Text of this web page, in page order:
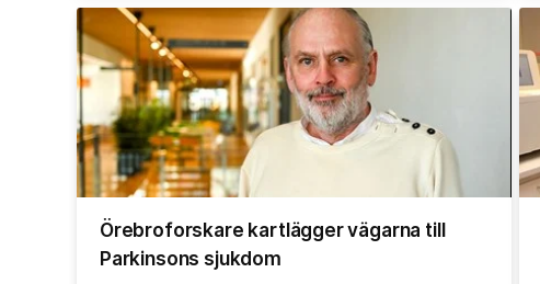
Örebroforskare kartlägger vägarna till
Parkinsons sjukdom